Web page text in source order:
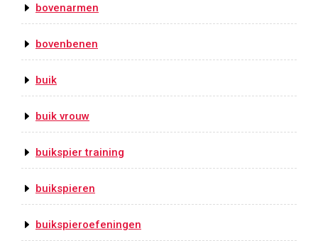
bovenarmen
bovenbenen
buik
buik vrouw
buikspier training
buikspieren
buikspieroefeningen